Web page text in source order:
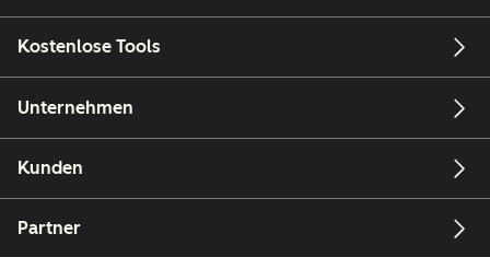
Kostenlose Tools
Unternehmen
Kunden
Partner